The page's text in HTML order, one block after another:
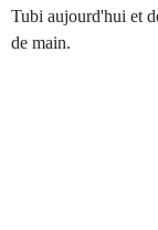
Tubi aujourd'hui et
de main.